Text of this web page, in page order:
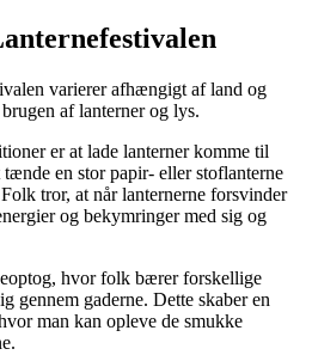
varierer afhængigt af land og
af ​​lanterner og lys.
er at lade lanterner komme til
en stor papir- eller stoflanterne
tror, ​​at når lanternerne forsvinder
og bekymringer med sig og
hvor folk bærer forskellige
gennem gaderne. Dette skaber en
man kan opleve de smukke